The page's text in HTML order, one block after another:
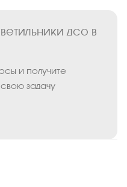
дсо в
и получите
задачу